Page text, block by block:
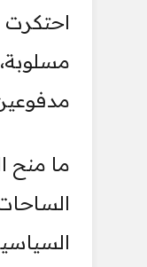
احتكرت
ما منح